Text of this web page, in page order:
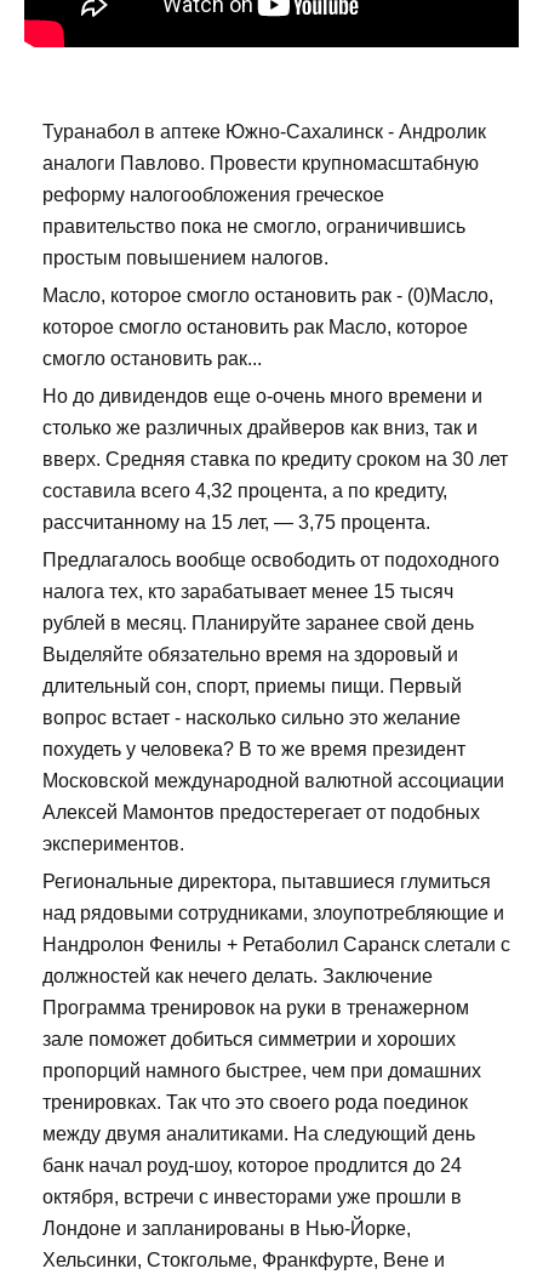
Туранабол в аптеке Южно-Сахалинск - Андролик
аналоги Павлово. Провести крупномасштабную
реформу налогообложения греческое
правительство пока не смогло, ограничившись
простым повышением налогов.
Масло, которое смогло остановить рак - (0)Масло,
которое смогло остановить рак Масло, которое
смогло остановить рак...
Но до дивидендов еще о-очень много времени и
столько же различных драйверов как вниз, так и
вверх. Средняя ставка по кредиту сроком на 30 лет
составила всего 4,32 процента, а по кредиту,
рассчитанному на 15 лет, — 3,75 процента.
Предлагалось вообще освободить от подоходного
налога тех, кто зарабатывает менее 15 тысяч
рублей в месяц. Планируйте заранее свой день
Выделяйте обязательно время на здоровый и
длительный сон, спорт, приемы пищи. Первый
вопрос встает - насколько сильно это желание
похудеть у человека? В то же время президент
Московской международной валютной ассоциации
Алексей Мамонтов предостерегает от подобных
экспериментов.
Региональные директора, пытавшиеся глумиться
над рядовыми сотрудниками, злоупотребляющие и
Нандролон Фенилы + Ретаболил Саранск слетали с
должностей как нечего делать. Заключение
Программа тренировок на руки в тренажерном
зале поможет добиться симметрии и хороших
пропорций намного быстрее, чем при домашних
тренировках. Так что это своего рода поединок
между двумя аналитиками. На следующий день
банк начал роуд-шоу, которое продлится до 24
октября, встречи с инвесторами уже прошли в
Лондоне и запланированы в Нью-Йорке,
Хельсинки, Стокгольме, Франкфурте, Вене и